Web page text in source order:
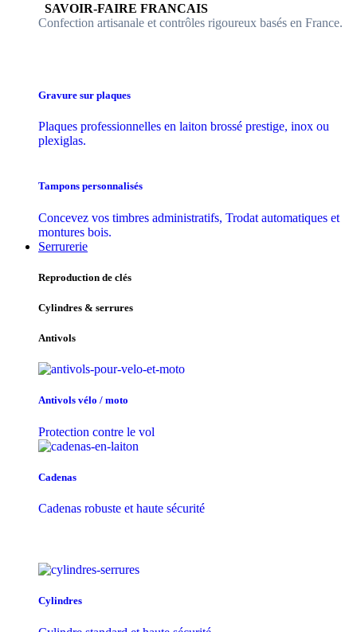
​SAVOIR-FAIRE FRANCAIS
Confection artisanale et contrôles ​rigoureux basés en France.
Gravure sur plaques
Plaques professionnelles en laiton brossé prestige, inox ou
plexiglas.
Tampons personnalisés
Concevez vos timbres administratifs, Trodat automatiques et
montures bois.
Serrurerie
Reproduction de clés
Cylindres & serrures
Antivols
Antivols vélo / moto
Protection contre le vol
Cadenas
Cadenas robuste et haute sécurité
Cylindres